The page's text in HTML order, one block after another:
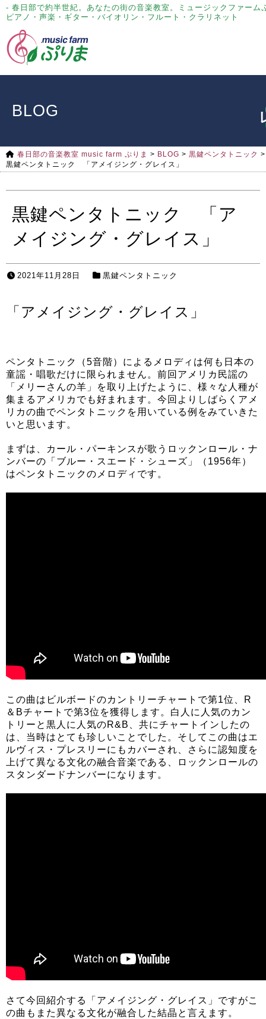
- 春日部で約半世紀。あなたの街の音楽教室。ミュージックファーム
ピアノ・声楽・ギター・バイオリン・フルート・クラリネット
BLOG
春日部の音楽教室 music farm ぷりま > BLOG > 黒鍵ペンタトニック >
黒鍵ペンタトニック 「アメイジング・グレイス」
黒鍵ペンタトニック 「ア
メイジング・グレイス」
2021年11月28日 黒鍵ペンタトニック
「アメイジング・グレイス」
ペンタトニック（5音階）によるメロディは何も日本の
童謡・唱歌だけに限られません。前回アメリカ民謡の
「メリーさんの羊」を取り上げたように、様々な人種が
集まるアメリカでも好まれます。今回よりしばらくアメ
リカの曲でペンタトニックを用いている例をみていきた
いと思います。
まずは、カール・パーキンスが歌うロックンロール・ナ
ンバーの「ブルー・スエード・シューズ」（1956年）
はペンタトニックのメロディです。
この曲はビルボードのカントリーチャートで第1位、R
＆Bチャートで第3位を獲得します。白人に人気のカン
トリーと黒人に人気のR&B、共にチャートインしたの
は、当時はとても珍しいことでした。そしてこの曲はエ
ルヴィス・プレスリーにもカバーされ、さらに認知度を
上げて異なる文化の融合音楽である、ロックンロールの
スタンダードナンバーになります。
さて今回紹介する「アメイジング・グレイス」ですがこ
の曲もまた異なる文化が融合した結晶と言えます。